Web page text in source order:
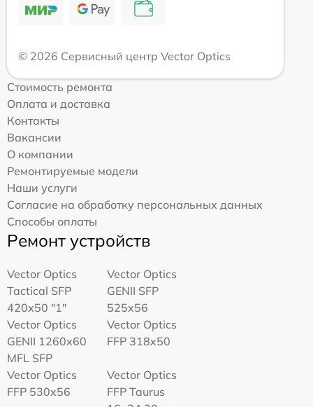
© 2026 Сервисный центр Vector Optics
Стоимость ремонта
Оплата и доставка
Контакты
Вакансии
О компании
Ремонтируемые модели
Наши услуги
Согласие на обработку персональных данных
Способы оплаты
Ремонт устройств
Vector Optics
Tactical SFP
420x50 "1"
Vector Optics
GENII SFP
525x56
Vector Optics
GENII 1260x60
MFL SFP
Vector Optics
FFP 318x50
Vector Optics
FFP 530x56
Vector Optics
FFP Taurus